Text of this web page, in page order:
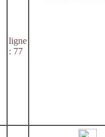
ligne
: 77